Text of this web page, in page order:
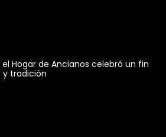
Hogar de Ancianos celebró un fin
tradición